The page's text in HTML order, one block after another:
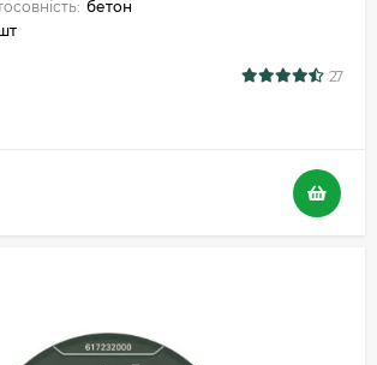
бетон
27